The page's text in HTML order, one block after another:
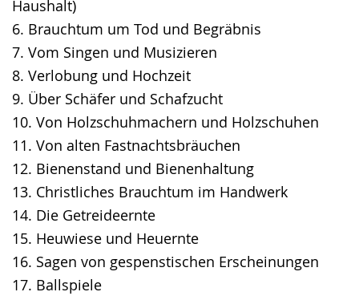
Haushalt)
6. Brauchtum um Tod und Begräbnis
7. Vom Singen und Musizieren
8. Verlobung und Hochzeit
9. Über Schäfer und Schafzucht
10. Von Holzschuhmachern und Holzschuhen
11. Von alten Fastnachtsbräuchen
12. Bienenstand und Bienenhaltung
13. Christliches Brauchtum im Handwerk
14. Die Getreideernte
15. Heuwiese und Heuernte
16. Sagen von gespenstischen Erscheinungen
17. Ballspiele